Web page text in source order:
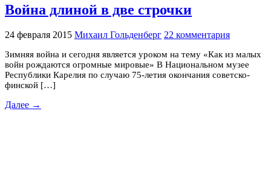
Война длиной в две строчки
24 февраля 2015 Михаил Гольденберг 22 комментария
Зимняя война и сегодня является уроком на тему «Как из малых
войн рождаются огромные мировые» В Национальном музее
Республики Карелия по случаю 75-летия окончания советско-
финской […]
Далее →